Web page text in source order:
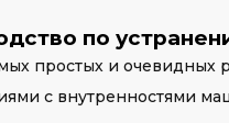
по
простых и
с внутренностями